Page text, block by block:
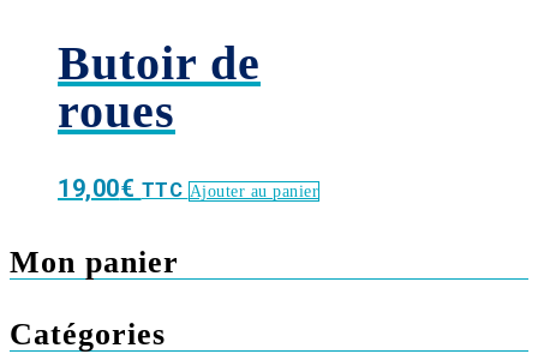
Butoir de
roues
19,00€ TTC Ajouter au panier
Mon panier
Catégories